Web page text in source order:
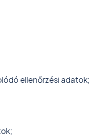
ellenőrzési adatok;